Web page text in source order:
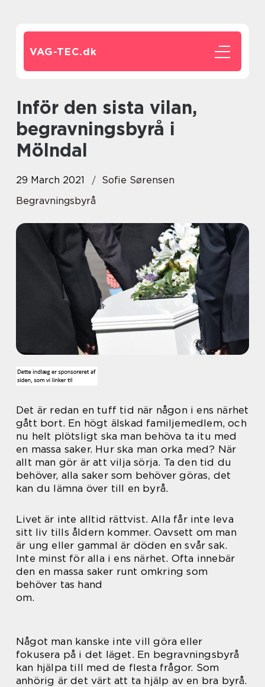
VAG-TEC.dk
Inför den sista vilan,
begravningsbyrå i
Mölndal
29 March 2021
Sofie Sørensen
Begravningsbyrå
Det är redan en tuff tid när någon i ens närhet
gått bort. En högt älskad familjemedlem, och
nu helt plötsligt ska man behöva ta itu med
en massa saker. Hur ska man orka med? När
allt man gör är att vilja sörja. Ta den tid du
behöver, alla saker som behöver göras, det
kan du lämna över till en byrå.
Livet är inte alltid rättvist. Alla får inte leva
sitt liv tills åldern kommer. Oavsett om man
är ung eller gammal är döden en svår sak.
Inte minst för alla i ens närhet. Ofta innebär
den en massa saker runt omkring som
behöver tas hand
om.
Något man kanske inte vill göra eller
fokusera på i det läget. En begravningsbyrå
kan hjälpa till med de flesta frågor. Som
anhörig är det värt att ta hjälp av en bra byrå.